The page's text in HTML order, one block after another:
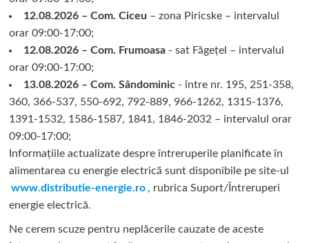
12.08.2026 – Com. Ciceu – zona Piricske – intervalul
orar 09:00-17:00;
12.08.2026 – Com. Frumoasa- sat Făgețel – intervalul
orar 09:00-17:00;
13.08.2026 – Com. Sândominic- între nr. 195, 251-358,
360, 366-537, 550-692, 792-889, 966-1262, 1315-1376,
1391-1532, 1586-1587, 1841, 1846-2032 – intervalul orar
09:00-17:00;
Informațiile actualizate despre întreruperile planificate în
alimentarea cu energie electrică sunt disponibile pe site-ul
www.distributie-energie.ro , rubrica Suport/Întreruperi
energie electrică.
Ne cerem scuze pentru neplăcerile cauzate de aceste